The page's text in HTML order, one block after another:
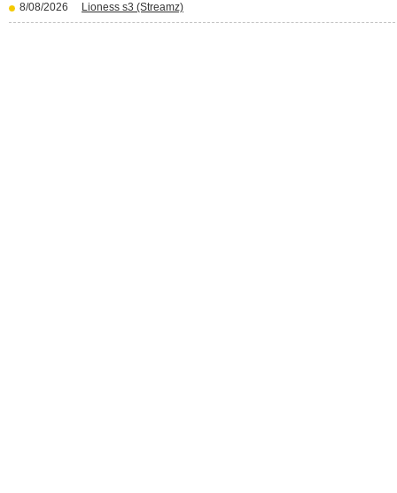
8/08/2026 Lioness s3 (Streamz)